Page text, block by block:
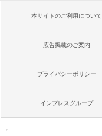
本サイトのご利用について
広告掲載のご案内
プライバシーポリシー
インプレスグループ